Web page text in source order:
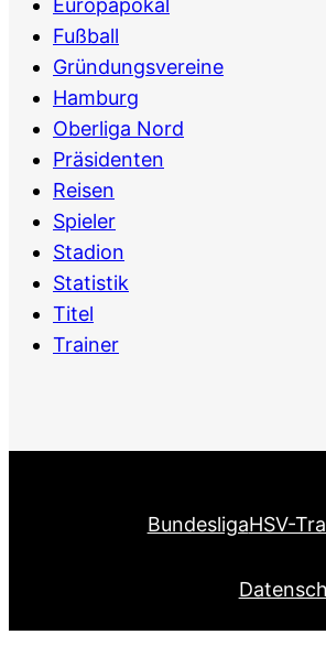
Europapokal
Fußball
Gründungsvereine
Hamburg
Oberliga Nord
Präsidenten
Reisen
Spieler
Stadion
Statistik
Titel
Trainer
BundesligaHSV-